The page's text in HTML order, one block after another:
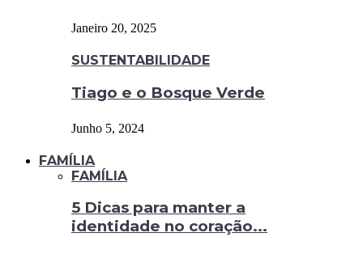
Janeiro 20, 2025
SUSTENTABILIDADE
Tiago e o Bosque Verde
Junho 5, 2024
FAMÍLIA
FAMÍLIA
5 Dicas para manter a
identidade no coração...